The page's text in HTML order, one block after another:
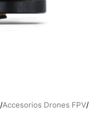
/Accesorios Drones FPV/